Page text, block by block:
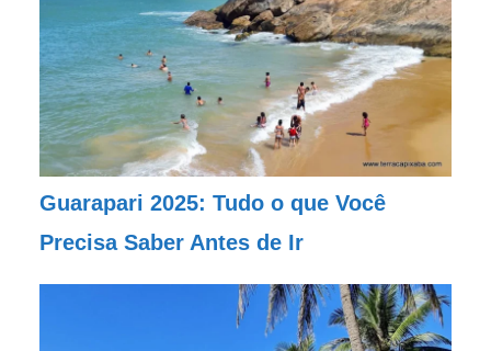
Guarapari 2025: Tudo o que Você
Precisa Saber Antes de Ir